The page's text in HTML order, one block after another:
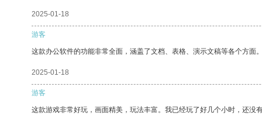
2025-01-18
游客
这款办公软件的功能非常全面，涵盖了文档、表格、演示文稿等各个方面
2025-01-18
游客
这款游戏非常好玩，画面精美，玩法丰富。我已经玩了好几个小时，还没有